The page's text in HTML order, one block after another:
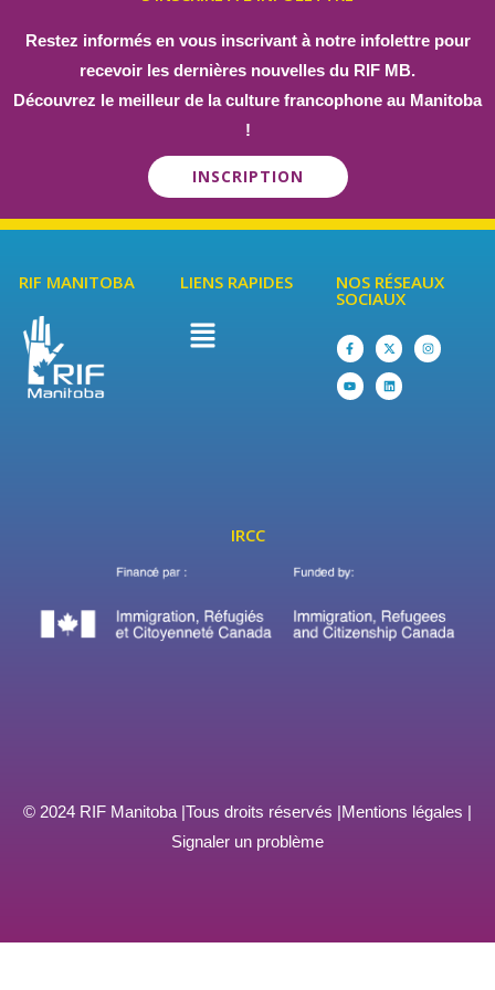
Restez informés en vous inscrivant à notre infolettre pour
recevoir les dernières nouvelles du RIF MB.
Découvrez le meilleur de la culture francophone au Manitoba
!
INSCRIPTION
RIF MANITOBA LIENS RAPIDES NOS RÉSEAUX
SOCIAUX
IRCC
© 2024 RIF Manitoba |Tous droits réservés |Mentions légales |
Signaler un problème